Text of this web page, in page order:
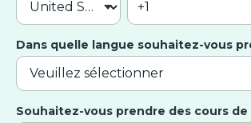
Dans quelle langue souhaitez-vous
Souhaitez-vous prendre des cours de